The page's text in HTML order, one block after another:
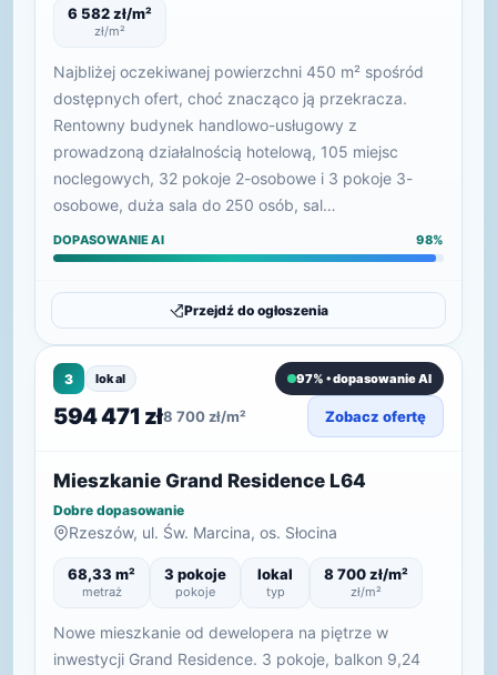
6 582 zł/m²
zł/m²
Najbliżej oczekiwanej powierzchni 450 m² spośród
dostępnych ofert, choć znacząco ją przekracza.
Rentowny budynek handlowo-usługowy z
prowadzoną działalnością hotelową, 105 miejsc
noclegowych, 32 pokoje 2-osobowe i 3 pokoje 3-
osobowe, duża sala do 250 osób, sal…
DOPASOWANIE AI 98%
Przejdź do ogłoszenia
3 lokal 97% • dopasowanie AI
594 471 zł8 700 zł/m² Zobacz ofertę
Mieszkanie Grand Residence L64
Dobre dopasowanie
Rzeszów, ul. Św. Marcina, os. Słocina
68,33 m²
metraż
3 pokoje
pokoje
lokal
typ
8 700 zł/m²
zł/m²
Nowe mieszkanie od dewelopera na piętrze w
inwestycji Grand Residence. 3 pokoje, balkon 9,24